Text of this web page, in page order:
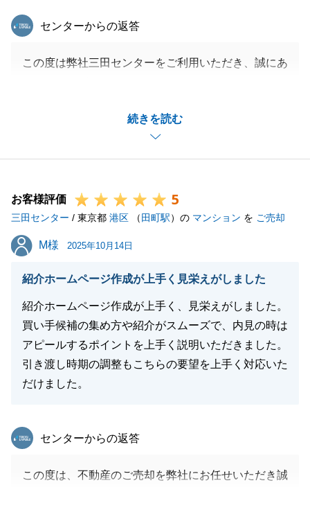
閉じる
続きを読む
東急リバブル
センターからの返答
この度は弊社三田センターをご利用いただき、誠にあ
れたことを嬉しく思います。
今後も不動産に関するご不明点がございましたら、お
気軽にご相談ください。
お客様評価 5
三田センター / 東京都 港区 （ 田町駅）の マンション を ご売却
M様
M様 2025年10月14日
紹介ホームページ作成が上手く見栄えがしました
紹介ホームページ作成が上手く、見栄えがしました。
買い手候補の集め方や紹介がスムーズで、内見の時は
アピールするポイントを上手く説明いただきました。
引き渡し時期の調整もこちらの要望を上手く対応いた
だけました。
東急リバブル
センターからの返答
この度は、不動産のご売却を弊社にお任せいただき誠